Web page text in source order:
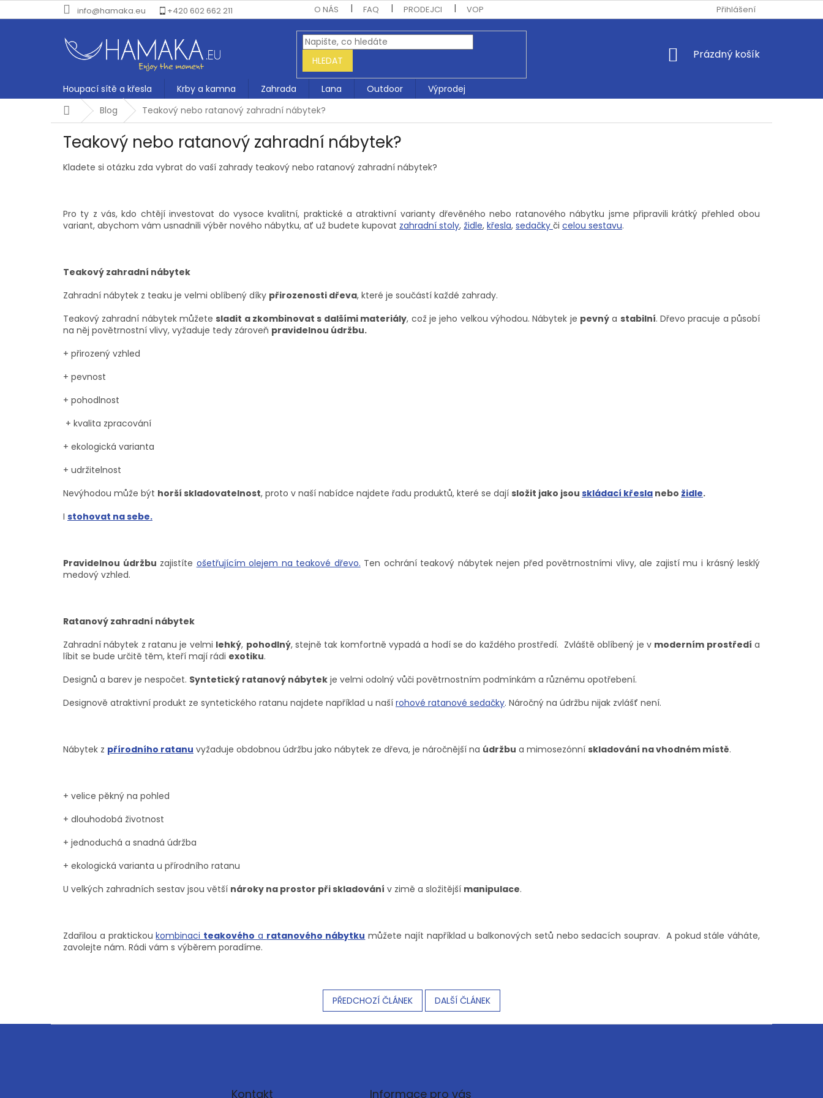
na
info@hamaka.eu +420 602 662 211 O NÁS FAQ PRODEJCI VOP Přihlášení
HLEDAT
NÁKUPNÍ
Prázdný košík
Houpací sítě a křesla Krby a kamna Zahrada Lana Outdoor
Výprodej
DomůBlog Teakový nebo ratanový zahradní nábytek?
Teakový nebo ratanový zahradní nábytek?
Kladete si otázku zda vybrat do vaší zahrady teakový nebo ratanový zahradní nábytek?
Pro ty z vás, kdo chtějí investovat do vysoce kvalitní, praktické a atraktivní varianty dřevěného nebo ratanového nábytku jsme připravili krátký přehled obou
variant, abychom vám usnadnili výběr nového nábytku, ať už budete kupovat zahradní stoly, židle, křesla, sedačky či celou sestavu.
Teakový zahradní nábytek
Zahradní nábytek z teaku je velmi oblíbený díky přirozenosti dřeva, které je součástí každé zahrady.
Teakový zahradní nábytek můžetesladit a zkombinovat s dalšími materiály, což je jeho velkou výhodou. Nábytek je pevnýa stabilní. Dřevo pracuje a působí
na něj povětrnostní vlivy, vyžaduje tedy zároveň pravidelnou údržbu.
+ přirozený vzhled
+ pevnost
+ pohodlnost
+ kvalita zpracování
+ ekologická varianta
+ udržitelnost
Nevýhodou může být horší skladovatelnost, proto v naší nabídce najdete řadu produktů, které se dají složit jako jsou skládací křesla nebo židle.
I stohovat na sebe.
Pravidelnou údržbu zajistíte ošetřujícím olejem na teakové dřevo. Ten ochrání teakový nábytek nejen před povětrnostními vlivy, ale zajistí mu i krásný lesklý
medový vzhled.
Ratanový zahradní nábytek
Zahradní nábytek z ratanu je velmi lehký, pohodlný, stejně tak komfortně vypadá a hodí se do každého prostředí. Zvláště oblíbený je v moderním prostředí a
líbit se bude určitě těm, kteří mají rádi exotiku.
Designů a barev je nespočet. Syntetický ratanový nábytek je velmi odolný vůči povětrnostním podmínkám a různému opotřebení.
Designově atraktivní produkt ze syntetického ratanu najdete například u naší rohové ratanové sedačky. Náročný na údržbu nijak zvlášť není.
Nábytek z přírodního ratanu vyžaduje obdobnou údržbu jako nábytek ze dřeva, je náročnější na údržbu a mimosezónní skladování na vhodném místě.
+ velice pěkný na pohled
+ dlouhodobá životnost
+ jednoduchá a snadná údržba
+ ekologická varianta u přírodního ratanu
U velkých zahradních sestav jsou větší nároky na prostor při skladování v zimě a složitější manipulace.
Zdařilou a praktickoukombinaci teakového a ratanového nábytku můžete najít například u balkonových setů nebo sedacích souprav. A pokud stále váháte,
zavolejte nám. Rádi vám s výběrem poradíme.
PŘEDCHOZÍ ČLÁNEK DALŠÍ ČLÁNEK
Kontakt Informace pro vás